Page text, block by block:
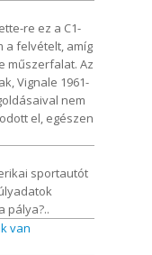
re ez a C1-
a felvételt, amíg
műszerfalat. Az
Vignale 1961-
nem
el, egészen
sportautót
pálya?..
van